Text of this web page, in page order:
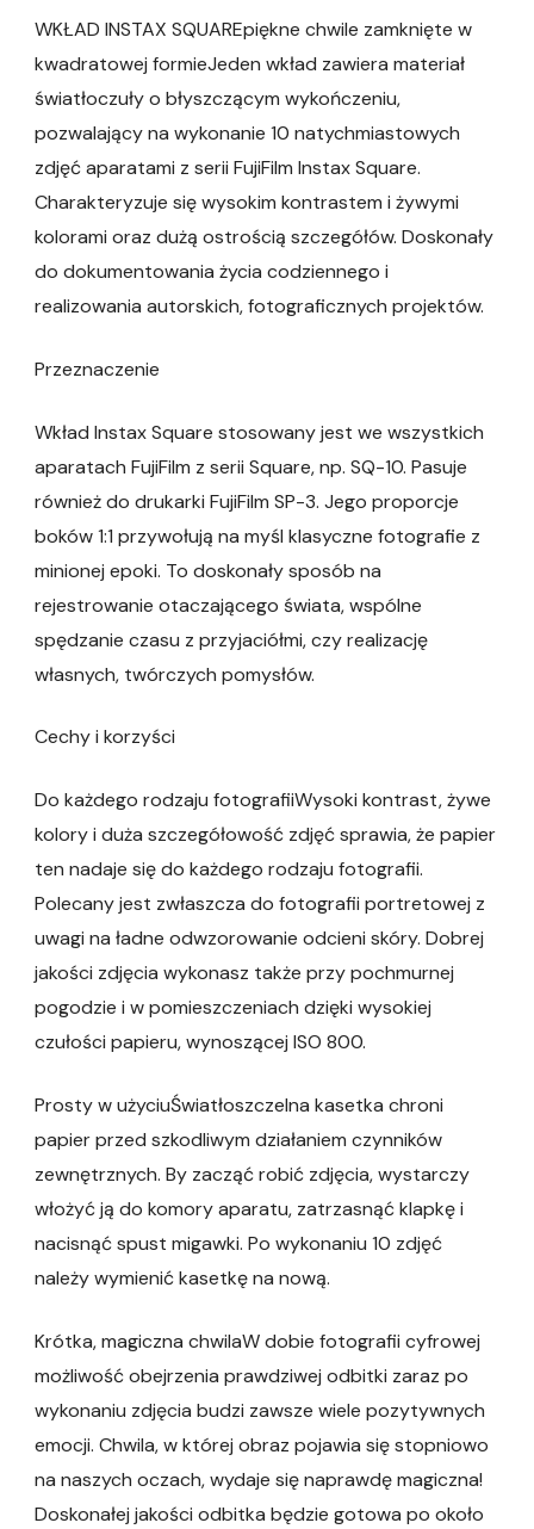
WKŁAD INSTAX SQUAREpiękne chwile zamknięte w
kwadratowej formieJeden wkład zawiera materiał
światłoczuły o błyszczącym wykończeniu,
pozwalający na wykonanie 10 natychmiastowych
zdjęć aparatami z serii FujiFilm Instax Square.
Charakteryzuje się wysokim kontrastem i żywymi
kolorami oraz dużą ostrością szczegółów. Doskonały
do dokumentowania życia codziennego i
realizowania autorskich, fotograficznych projektów.
Przeznaczenie
Wkład Instax Square stosowany jest we wszystkich
aparatach FujiFilm z serii Square, np. SQ-10. Pasuje
również do drukarki FujiFilm SP-3. Jego proporcje
boków 1:1 przywołują na myśl klasyczne fotografie z
minionej epoki. To doskonały sposób na
rejestrowanie otaczającego świata, wspólne
spędzanie czasu z przyjaciółmi, czy realizację
własnych, twórczych pomysłów.
Cechy i korzyści
Do każdego rodzaju fotografiiWysoki kontrast, żywe
kolory i duża szczegółowość zdjęć sprawia, że papier
ten nadaje się do każdego rodzaju fotografii.
Polecany jest zwłaszcza do fotografii portretowej z
uwagi na ładne odwzorowanie odcieni skóry. Dobrej
jakości zdjęcia wykonasz także przy pochmurnej
pogodzie i w pomieszczeniach dzięki wysokiej
czułości papieru, wynoszącej ISO 800.
Prosty w użyciuŚwiatłoszczelna kasetka chroni
papier przed szkodliwym działaniem czynników
zewnętrznych. By zacząć robić zdjęcia, wystarczy
włożyć ją do komory aparatu, zatrzasnąć klapkę i
nacisnąć spust migawki. Po wykonaniu 10 zdjęć
należy wymienić kasetkę na nową.
Krótka, magiczna chwilaW dobie fotografii cyfrowej
możliwość obejrzenia prawdziwej odbitki zaraz po
wykonaniu zdjęcia budzi zawsze wiele pozytywnych
emocji. Chwila, w której obraz pojawia się stopniowo
na naszych oczach, wydaje się naprawdę magiczna!
Doskonałej jakości odbitka będzie gotowa po około